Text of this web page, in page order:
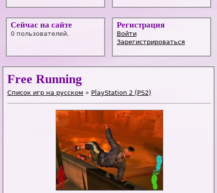
Сейчас на сайте
0 пользователей.
Регистрация
Войти
Зарегистрироваться
Free Running
Список игр на русском » PlayStation 2 (PS2)